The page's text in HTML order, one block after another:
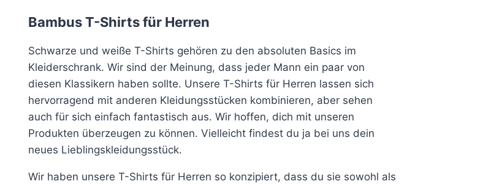
weist
mehrere
Varianten
auf.
Die
Optionen
können
auf
Produktseite
mehrere
Varianten
auf.
Die
Optionen
können
Produktseite
Varianten
auf.
Die
können
Produktseite
Bambus T-Shirts für Herren
Schwarze und weiße T-Shirts gehören zu den absoluten Basics im
Kleiderschrank. Wir sind der Meinung, dass jeder Mann ein paar von
diesen Klassikern haben sollte. Unsere T-Shirts für Herren lassen sich
hervorragend mit anderen Kleidungsstücken kombinieren, aber sehen
auch für sich einfach fantastisch aus. Wir hoffen, dich mit unseren
Produkten überzeugen zu können. Vielleicht findest du ja bei uns dein
neues Lieblingskleidungsstück.
Wir haben unsere T-Shirts für Herren so konzipiert, dass du sie sowohl als